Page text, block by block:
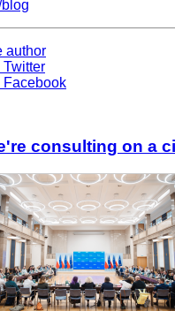
author
Twitter
Facebook
consulting on a